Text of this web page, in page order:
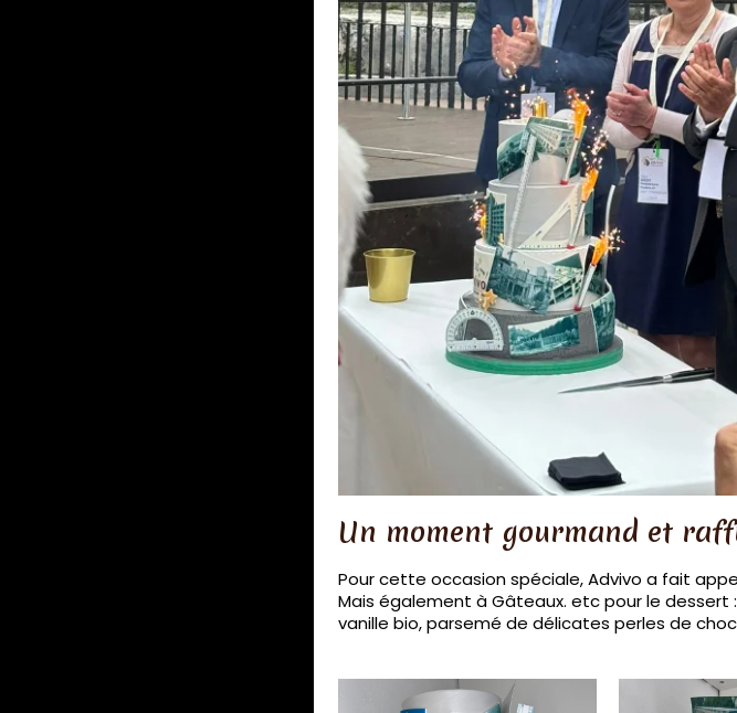
Un moment gourmand et
Pour cette occasion spéciale, Advivo a fait
Mais également à Gâteaux. etc pour le dessert
vanille bio, parsemé de délicates perles de